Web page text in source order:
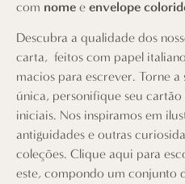
com nome e envelope
Descubra a qualidade dos
carta, feitos com papel
macios para escrever. Torne
única, personifique seu
iniciais. Nos inspiramos em
antiguidades e outras
coleções. Clique aqui para
este, compondo um conjunto